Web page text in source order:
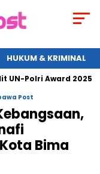
HUKUM & KRIMINAL
Award 2025
Post
Bima